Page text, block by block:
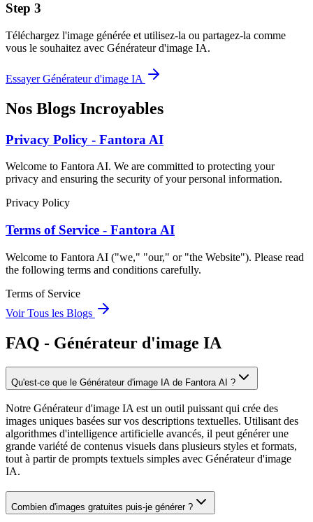
Step 3
Téléchargez l'image générée et utilisez-la ou partagez-la comme
vous le souhaitez avec Générateur d'image IA.
Essayer Générateur d'image IA
Nos Blogs Incroyables
Privacy Policy - Fantora AI
Welcome to Fantora AI. We are committed to protecting your
privacy and ensuring the security of your personal information.
Privacy Policy
Terms of Service - Fantora AI
Welcome to Fantora AI ("we," "our," or "the Website"). Please read
the following terms and conditions carefully.
Terms of Service
Voir Tous les Blogs
FAQ - Générateur d'image IA
Qu'est-ce que le Générateur d'image IA de Fantora AI ?
Notre Générateur d'image IA est un outil puissant qui crée des
images uniques basées sur vos descriptions textuelles. Utilisant des
algorithmes d'intelligence artificielle avancés, il peut générer une
grande variété de contenus visuels dans plusieurs styles et formats,
tout à partir de prompts textuels simples avec Générateur d'image
IA.
Combien d'images gratuites puis-je générer ?